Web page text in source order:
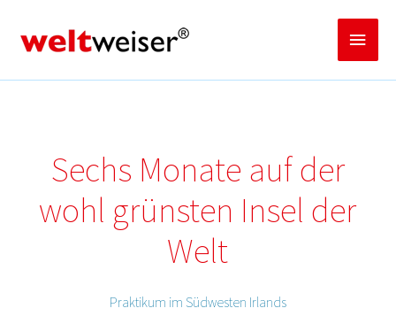
springen
Sechs Monate auf der
wohl grünsten Insel der
Welt
Praktikum im Südwesten Irlands